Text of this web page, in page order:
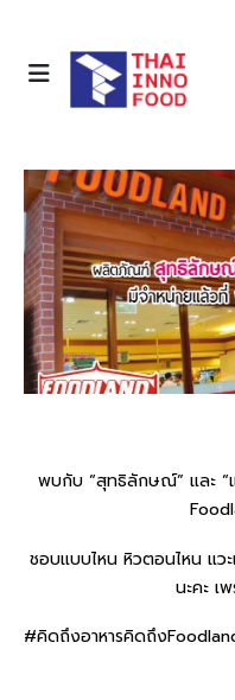
พบกับ “สุทธิลักษณ์” และ “
ชอบแบบไหน หิวตอนไหน แว
นะคะ เ
#คิดถึงอาหารคิดถึง